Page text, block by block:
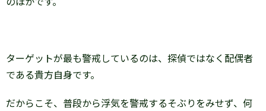
ターゲットが最も警戒しているのは、探偵ではなく配偶者
である貴方自身です。
だからこそ、普段から浮気を警戒するそぶりをみせず、何